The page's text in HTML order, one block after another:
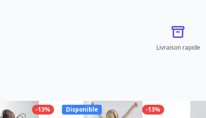
Livraison rapide
-13% -13%
Disponible